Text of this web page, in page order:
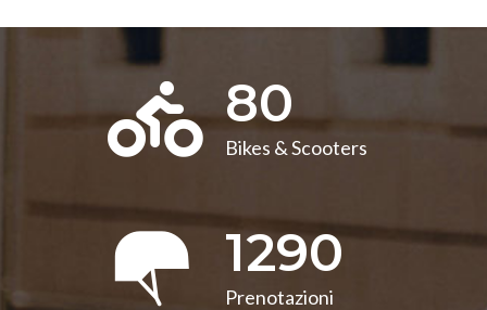
80
Bikes & Scooters
1290
Prenotazioni